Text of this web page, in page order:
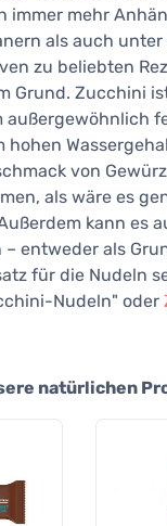
immer mehr
als auch
zu beliebten
Grund. Zucchini
außergewöhnlich
hohen
von
als wäre es
kann es
entweder als
für die Nudeln
Nudeln" oder
natürlichen